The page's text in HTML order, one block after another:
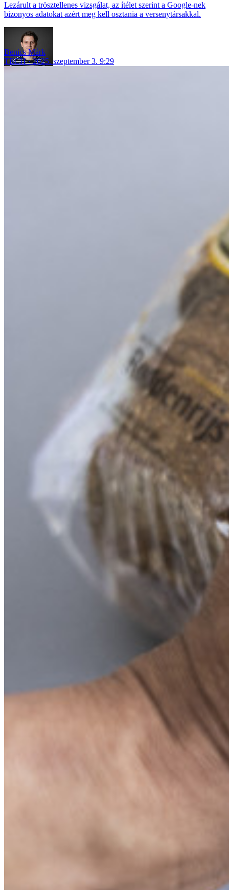
Lezárult a trösztellenes vizsgálat, az ítélet szerint a Google-nek
bizonyos adatokat azért meg kell osztania a versenytársakkal.
Benics Márk
TECH
2025. szeptember 3. 9:29